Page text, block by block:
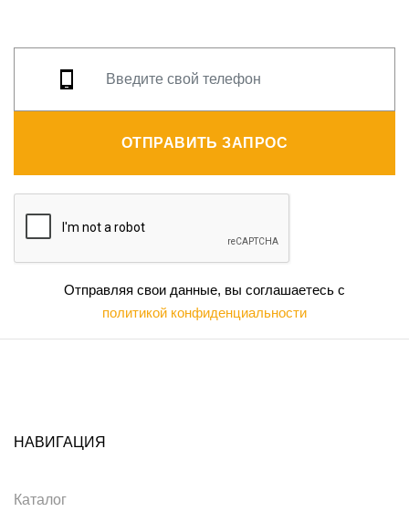
ОТПРАВИТЬ ЗАПРОС
Отправляя свои данные, вы соглашаетесь с
политикой конфиденциальности
НАВИГАЦИЯ
Каталог